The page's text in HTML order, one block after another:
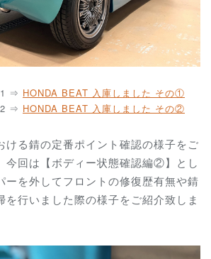
1 ⇒ HONDA BEAT 入庫しました その①
2 ⇒ HONDA BEAT 入庫しました その②
ける錆の定番ポイント確認の様子をご
今回は【ボディー状態確認編②】とし
ーを外してフロントの修復歴有無や錆
を行いました際の様子をご紹介致しま